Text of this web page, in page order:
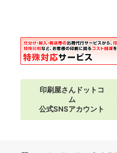
印刷屋さんドットコ
ム
公式SNSアカウント